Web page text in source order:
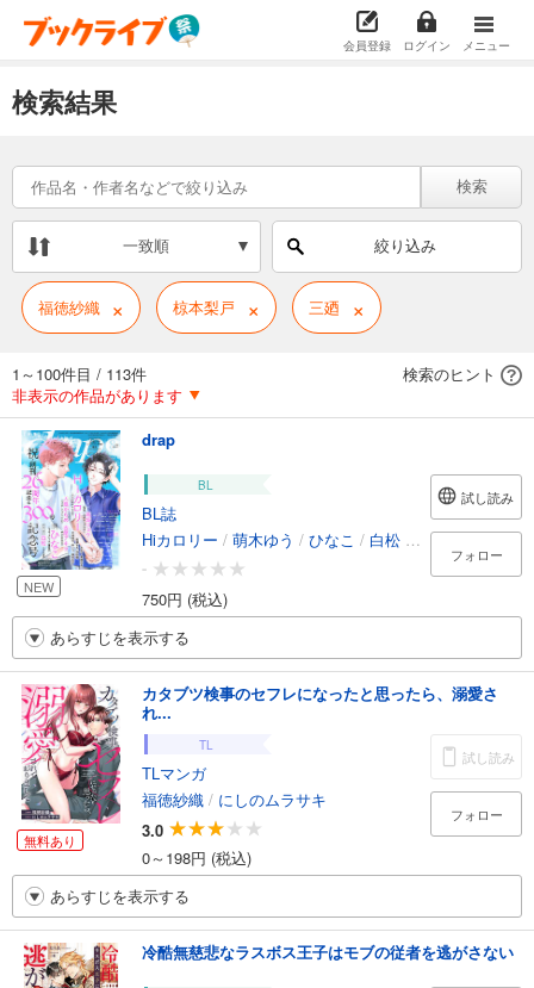
会員登録 ログイン メニュー
検索結果
検索
一致順 絞り込み
福徳紗織 × 椋本梨戸 × 三廼 ×
1～100件目 / 113件
検索のヒント
非表示の作品があります
NEW
drap
BL
BL誌
Hiカロリー / 萌木ゆう / ひなこ / 白松 高城リョウ/幾
-
750円 (税込)
試し読み
フォロー
あらすじを表示する
無料あり
カタブツ検事のセフレになったと思ったら、溺愛さ
れ...
TL
TLマンガ
福徳紗織 / にしのムラサキ
3.0
0～198円 (税込)
試し読み
フォロー
あらすじを表示する
冷酷無慈悲なラスボス王子はモブの従者を逃がさない